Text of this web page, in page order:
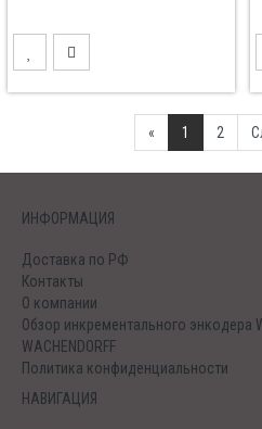
«Previous
1 2
ИНФОРМАЦИЯ
Доставка по РФ
Контакты
О компании
Обзор инкрементального энкодера
WACHENDORFF
Политика конфиденциальности
НАВИГАЦИЯ